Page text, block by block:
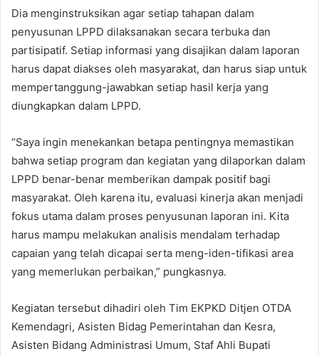
Dia menginstruksikan agar setiap tahapan dalam
penyusunan LPPD dilaksanakan secara terbuka dan
partisipatif. Setiap informasi yang disajikan dalam laporan
harus dapat diakses oleh masyarakat, dan harus siap untuk
mempertanggung-jawabkan setiap hasil kerja yang
diungkapkan dalam LPPD.
“Saya ingin menekankan betapa pentingnya memastikan
bahwa setiap program dan kegiatan yang dilaporkan dalam
LPPD benar-benar memberikan dampak positif bagi
masyarakat. Oleh karena itu, evaluasi kinerja akan menjadi
fokus utama dalam proses penyusunan laporan ini. Kita
harus mampu melakukan analisis mendalam terhadap
capaian yang telah dicapai serta meng-iden-tifikasi area
yang memerlukan perbaikan,” pungkasnya.
Kegiatan tersebut dihadiri oleh Tim EKPKD Ditjen OTDA
Kemendagri, Asisten Bidag Pemerintahan dan Kesra,
Asisten Bidang Administrasi Umum, Staf Ahli Bupati